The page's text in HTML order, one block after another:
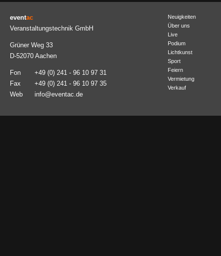
eventac
Veranstaltungstechnik GmbH
Grüner Weg 33
D-52070 Aachen
Fon
+49 (0) 241 - 96 10 97 31
Fax
+49 (0) 241 - 96 10 97 35
Web
info@eventac.de
Neuigkeiten
Über uns
Live
Podium
Lichtkunst
Sport
Feiern
Vermietung
Verkauf